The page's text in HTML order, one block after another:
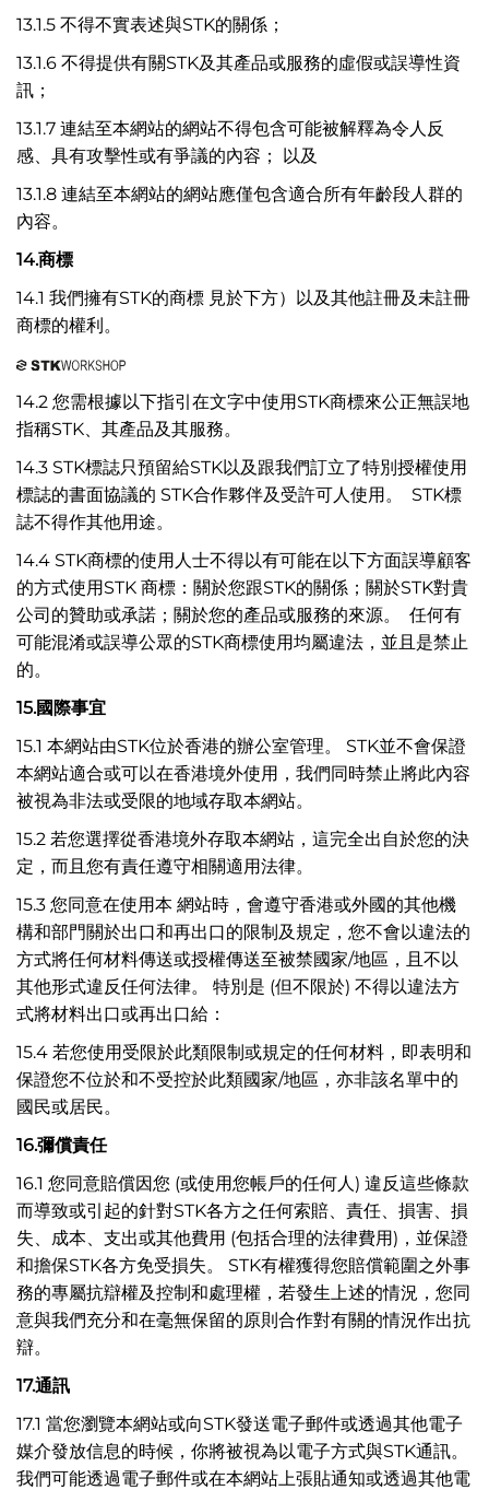
13.1.5 不得不實表述與STK的關係；
13.1.6 不得提供有關STK及其產品或服務的虛假或誤導性資
訊；
13.1.7 連結至本網站的網站不得包含可能被解釋為令人反
感、具有攻擊性或有爭議的內容； 以及
13.1.8 連結至本網站的網站應僅包含適合所有年齡段人群的
內容。
14.商標
14.1 我們擁有STK的商標 見於下方）以及其他註冊及未註冊
商標的權利。
14.2 您需根據以下指引在文字中使用STK商標來公正無誤地
指稱STK、其產品及其服務。
14.3 STK標誌只預留給STK以及跟我們訂立了特別授權使用
標誌的書面協議的 STK合作夥伴及受許可人使用。 STK標
誌不得作其他用途。
14.4 STK商標的使用人士不得以有可能在以下方面誤導顧客
的方式使用STK 商標：關於您跟STK的關係；關於STK對貴
公司的贊助或承諾；關於您的產品或服務的來源。 任何有
可能混淆或誤導公眾的STK商標使用均屬違法，並且是禁止
的。
15.國際事宜
15.1 本網站由STK位於香港的辦公室管理。 STK並不會保證
本網站適合或可以在香港境外使用，我們同時禁止將此內容
被視為非法或受限的地域存取本網站。
15.2 若您選擇從香港境外存取本網站，這完全出自於您的決
定，而且您有責任遵守相關適用法律。
15.3 您同意在使用本 網站時，會遵守香港或外國的其他機
構和部門關於出口和再出口的限制及規定，您不會以違法的
方式將任何材料傳送或授權傳送至被禁國家/地區，且不以
其他形式違反任何法律。 特別是 (但不限於) 不得以違法方
式將材料出口或再出口給：
15.4 若您使用受限於此類限制或規定的任何材料，即表明和
保證您不位於和不受控於此類國家/地區，亦非該名單中的
國民或居民。
16.彌償責任
16.1 您同意賠償因您 (或使用您帳戶的任何人) 違反這些條款
而導致或引起的針對STK各方之任何索賠、責任、損害、損
失、成本、支出或其他費用 (包括合理的法律費用)，並保證
和擔保STK各方免受損失。 STK有權獲得您賠償範圍之外事
務的專屬抗辯權及控制和處理權，若發生上述的情況，您同
意與我們充分和在毫無保留的原則合作對有關的情況作出抗
辯。
17.通訊
17.1 當您瀏覽本網站或向STK發送電子郵件或透過其他電子
媒介發放信息的時候，你將被視為以電子方式與STK通訊。
我們可能透過電子郵件或在本網站上張貼通知或透過其他電